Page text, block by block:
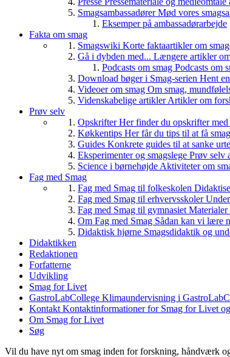
SmagsambassadørerMød vores
Eksemper på ambassadørarbejde
Fakta om smag
Smagswiki Korte faktaartikler om
Gå i dybden med... Længere artikler
Podcasts om smag Podcasts om
Download bøger i Smag-serien Hent
Videoer om smag Om smag,
Videnskabelige artiklerArtikler om
Prøv selv
OpskrifterHer finder du opskrifter med
Køkkentips Her får du tips til at få
Guides Konkrete guides til at sanke
Eksperimenter og smagslege Prøv selv
Science i børnehøjde Aktiviteter om
Fag med Smag
Fag med Smag til folkeskolen
Fag med Smag til erhvervsskoler
Fag med Smag til gymnasiet
Om Fag med Smag Sådan kan vi lære
Didaktisk hjørne Smagsdidaktik og
Didaktikken
Redaktionen
Forfatterne
Udvikling
Smag for Livet
GastroLabCollege Klimaundervisning i
Kontakt Kontaktinformationer for Smag for Livet
Om Smag for Livet
Søg
Vil du have nyt om smag inden for forskning, håndværk